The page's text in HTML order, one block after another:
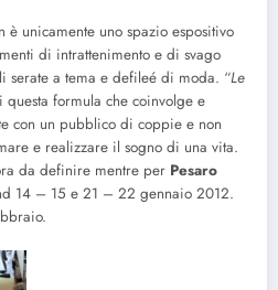
è unicamente uno spazio espositivo
di intrattenimento e di svago
serate a tema e defileé di moda. “Le
questa formula che coinvolge e
con un pubblico di coppie e non
e realizzare il sogno di una vita.
da definire mentre per Pesaro
14 – 15 e 21 – 22 gennaio 2012.